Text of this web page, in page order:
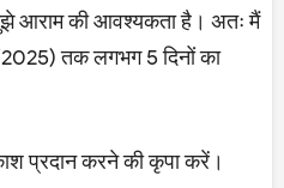
आराम की आवश्यकता है। अतः मैं
तक लगभग 5 दिनों का
प्रदान करने की कृपा करें।